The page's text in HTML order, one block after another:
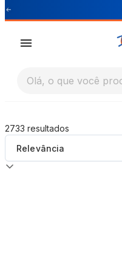
A Esportiva Cupom
Olá, o que você
2733 resultados